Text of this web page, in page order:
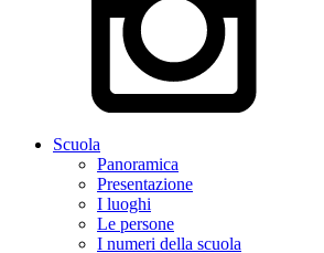
Scuola
Panoramica
Presentazione
I luoghi
Le persone
I numeri della scuola